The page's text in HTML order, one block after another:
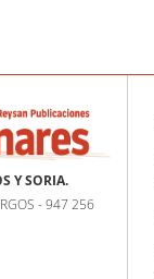
Y SORIA.
- 947 256